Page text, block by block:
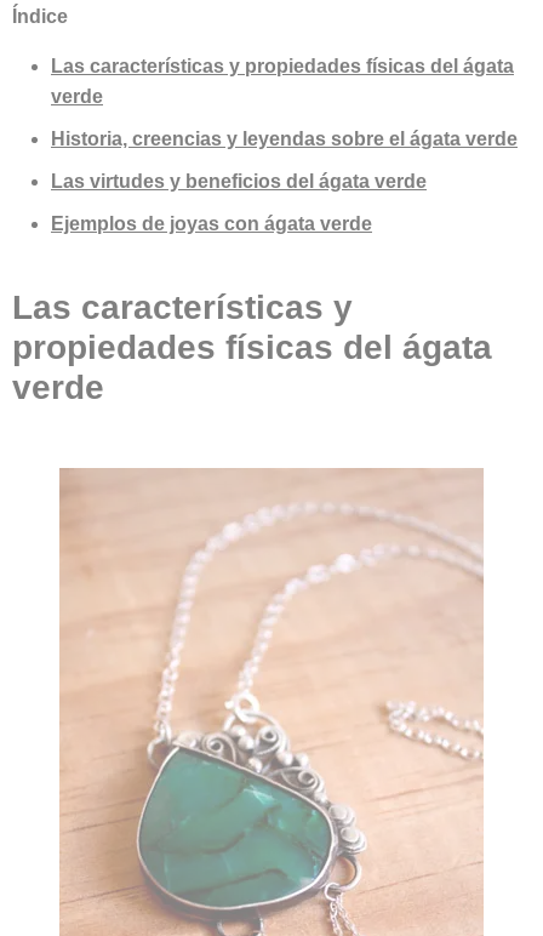
Índice
Las características y propiedades físicas del ágata
verde
Historia, creencias y leyendas sobre el ágata verde
Las virtudes y beneficios del ágata verde
Ejemplos de joyas con ágata verde
Las características y
propiedades físicas del ágata
verde